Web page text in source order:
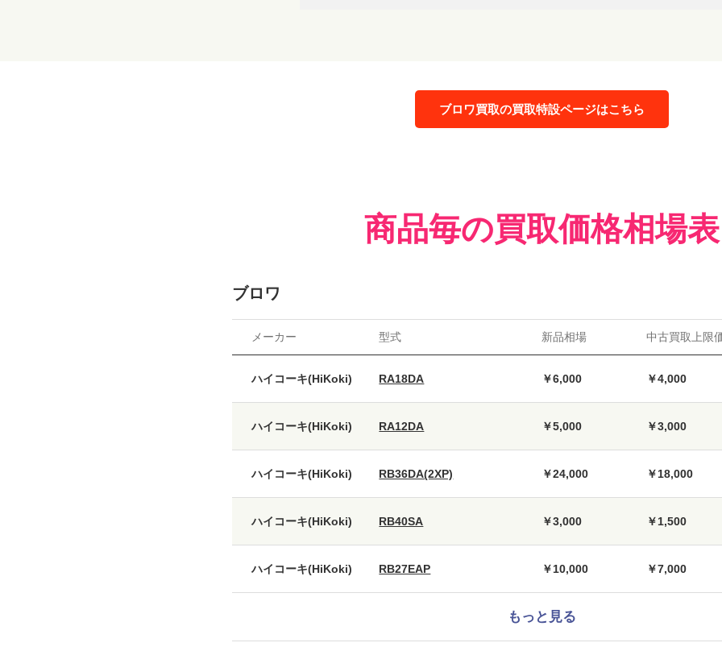
ブロワ買取の買取特設ページはこちら
商品毎の買取価格相場表
ブロワ
メーカー 型式 新品相場 中古買取上限
ハイコーキ(HiKoki) RA18DA ￥6,000 ￥4,000
ハイコーキ(HiKoki) RA12DA ￥5,000 ￥3,000
ハイコーキ(HiKoki) RB36DA(2XP) ￥24,000 ￥18,000
ハイコーキ(HiKoki) RB40SA ￥3,000 ￥1,500
ハイコーキ(HiKoki) RB27EAP ￥10,000 ￥7,000
もっと見る